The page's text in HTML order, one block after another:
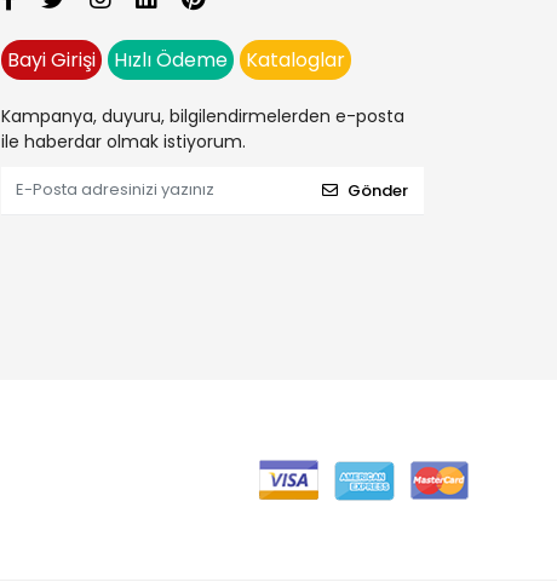
Bayi Girişi Hızlı Ödeme Kataloglar
Kampanya, duyuru, bilgilendirmelerden e-posta
ile haberdar olmak istiyorum.
Gönder